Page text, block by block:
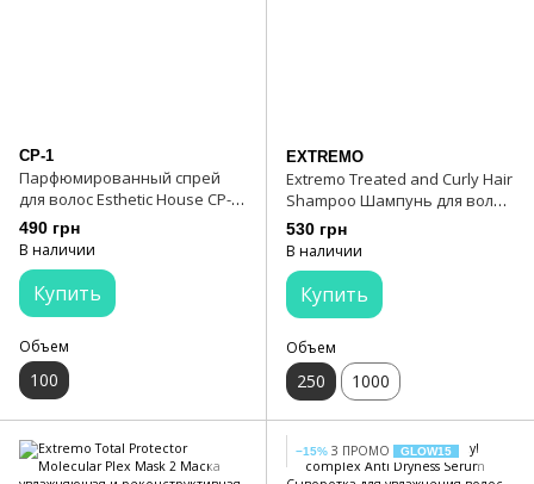
CP-1
Парфюмированный спрей
для волос Esthetic House CP-1
Revitalizing Hair Mist. Mystic
Violet 100 мл
490 грн
В наличии
Купить
Объем
100
EXTREMO
Extremo Treated and Curly Hair
Shampoo Шампунь для волос
с маслом карите 250 мл
530 грн
В наличии
Купить
Объем
250 1000
−15% З ПРОМО GLOW15